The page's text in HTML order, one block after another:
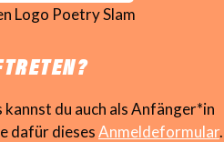
kannst du auch als Anfänger*in
dafür diesesAnmeldeformular.